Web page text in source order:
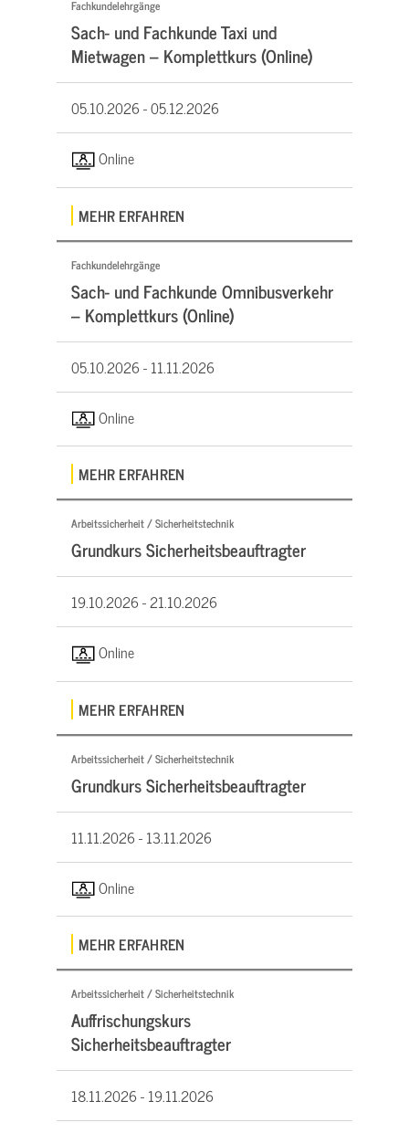
Fachkundelehrgänge
Sach- und Fachkunde Taxi und
Mietwagen – Komplettkurs (Online)
05.10.2026 -05.12.2026
Online
MEHR ERFAHREN
Fachkundelehrgänge
Sach- und Fachkunde Omnibusverkehr
– Komplettkurs (Online)
05.10.2026 -11.11.2026
Online
MEHR ERFAHREN
Arbeitssicherheit / Sicherheitstechnik
Grundkurs Sicherheitsbeauftragter
19.10.2026 -21.10.2026
Online
MEHR ERFAHREN
Arbeitssicherheit / Sicherheitstechnik
Grundkurs Sicherheitsbeauftragter
11.11.2026 -13.11.2026
Online
MEHR ERFAHREN
Arbeitssicherheit / Sicherheitstechnik
Auffrischungskurs
Sicherheitsbeauftragter
18.11.2026 -19.11.2026